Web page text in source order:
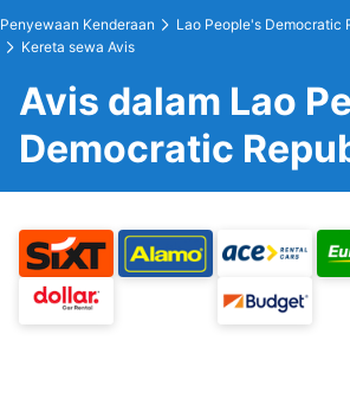
Penyewaan Kenderaan
Lao People's Democratic
Kereta sewa Avis
Avis dalam Lao
Democratic